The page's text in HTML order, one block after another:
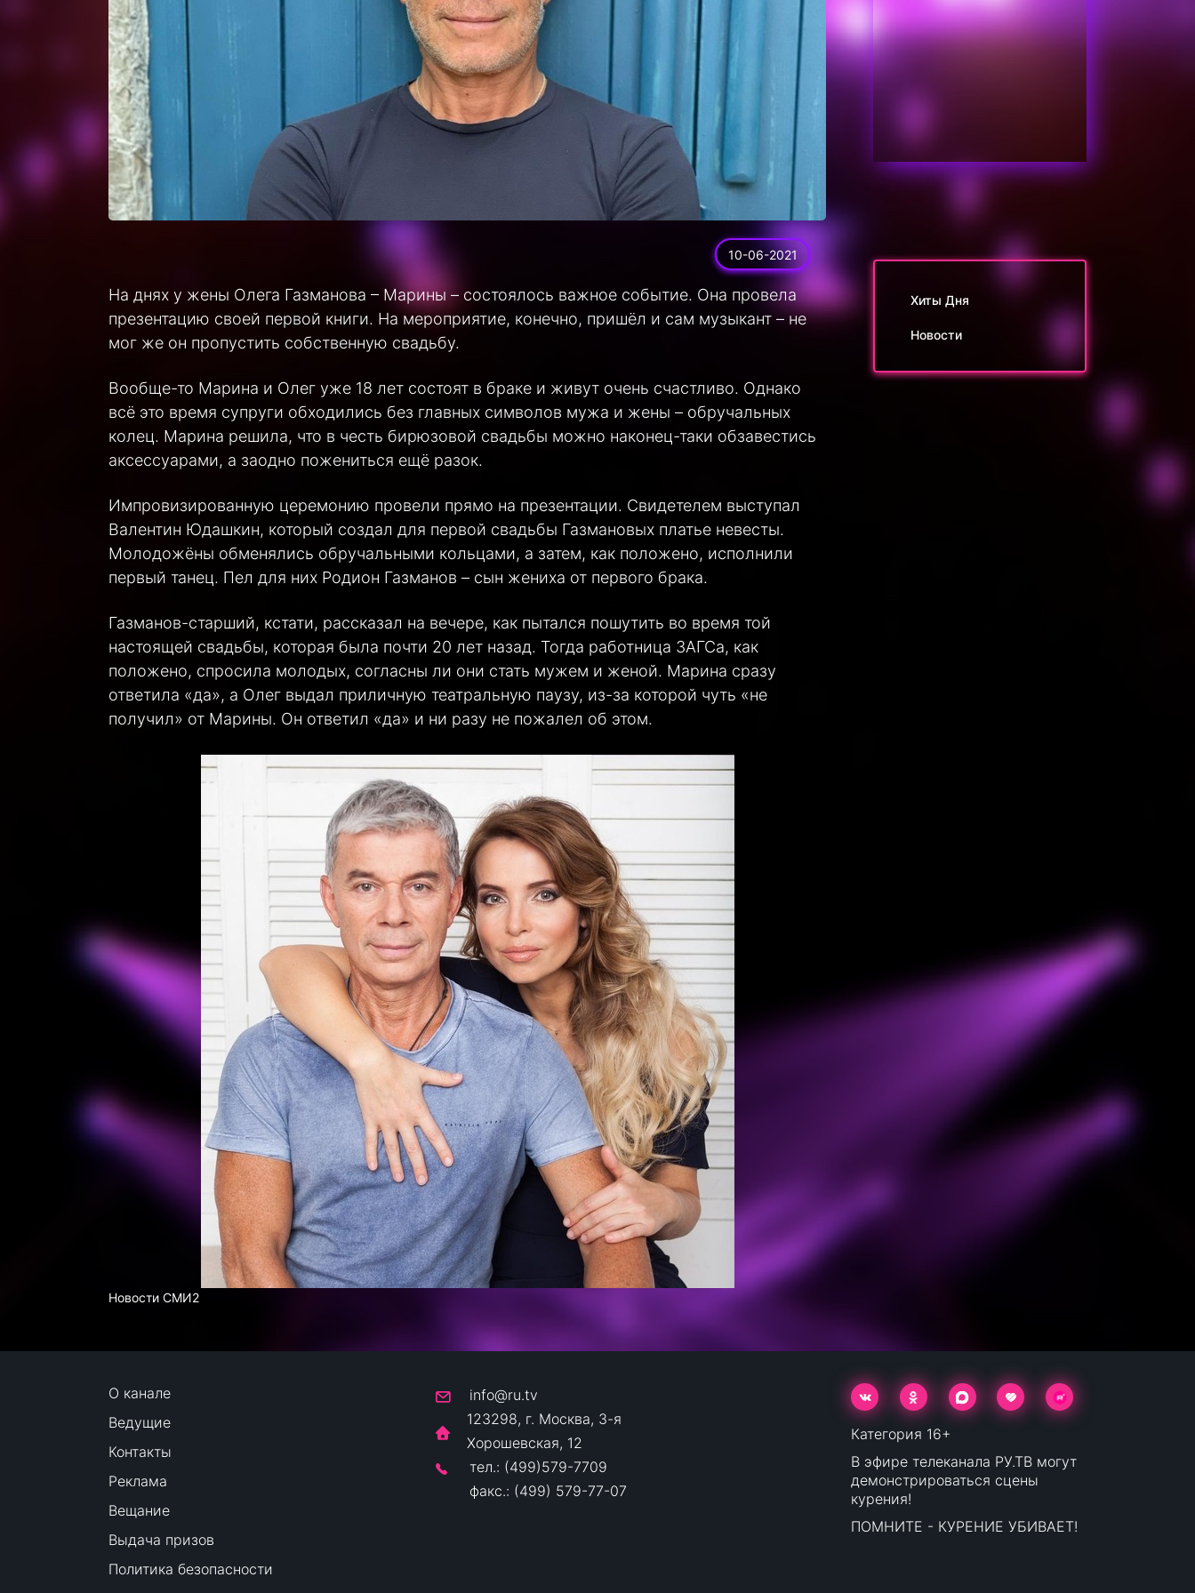
10-06-2021
На днях у жены Олега Газманова – Марины – состоялось важное событие. Она провела
презентацию своей первой книги. На мероприятие, конечно, пришёл и сам музыкант – не
мог же он пропустить собственную свадьбу.
Вообще-то Марина и Олег уже 18 лет состоят в браке и живут очень счастливо. Однако
всё это время супруги обходились без главных символов мужа и жены – обручальных
колец. Марина решила, что в честь бирюзовой свадьбы можно наконец-таки обзавестись
аксессуарами, а заодно пожениться ещё разок.
Импровизированную церемонию провели прямо на презентации. Свидетелем выступал
Валентин Юдашкин, который создал для первой свадьбы Газмановых платье невесты.
Молодожёны обменялись обручальными кольцами, а затем, как положено, исполнили
первый танец. Пел для них Родион Газманов – сын жениха от первого брака.
Газманов-старший, кстати, рассказал на вечере, как пытался пошутить во время той
настоящей свадьбы, которая была почти 20 лет назад. Тогда работница ЗАГСа, как
положено, спросила молодых, согласны ли они стать мужем и женой. Марина сразу
ответила «да», а Олег выдал приличную театральную паузу, из-за которой чуть «не
получил» от Марины. Он ответил «да» и ни разу не пожалел об этом.
Новости СМИ2
Хиты Дня
Новости
О канале
Ведущие
Контакты
Реклама
Вещание
Выдача призов
Политика безопасности
info@ru.tv
123298, г. Москва, 3-я
Хорошевская, 12
тел.: (499)579-7709
факс.: (499) 579-77-07
Категория 16+
В эфире телеканала РУ.ТВ могут
демонстрироваться сцены
курения!
ПОМНИТЕ - КУРЕНИЕ УБИВАЕТ!